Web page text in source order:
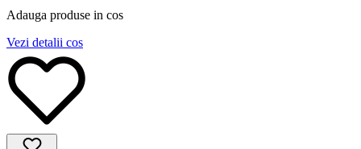
Adauga produse in cos
Vezi detalii cos